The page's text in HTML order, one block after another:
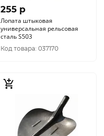
255 p
Лопата штыковая
универсальная рельсовая
сталь S503
Код товара: 037170